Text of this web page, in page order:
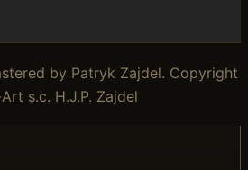
by Patryk Zajdel. Copyright
s.c. H.J.P. Zajdel